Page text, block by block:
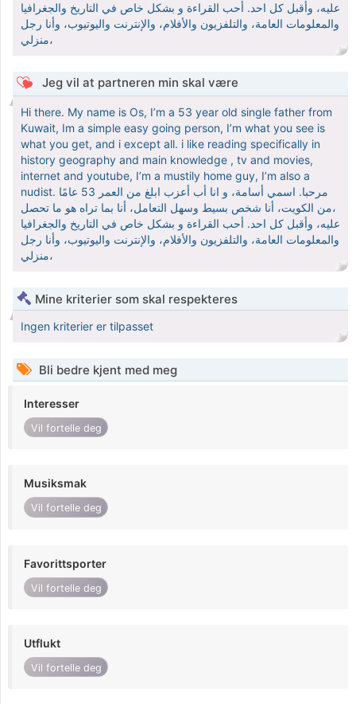
عليه، وأقبل كل احد. أحب القراءة و بشكل خاص في التاريخ والجغرافيا
والمعلومات العامة، والتلفزيون والأفلام، والإنترنت واليوتيوب، وأنا رجل
منزلي،
Jeg vil at partneren min skal være
Hi there. My name is Os, I’m a 53 year old single father from
Kuwait, Im a simple easy going person, I’m what you see is
what you get, and i except all. i like reading specifically in
history geography and main knowledge , tv and movies,
internet and youtube, I’m a mustily home guy, I’m also a
nudist. مرحبا. اسمي أسامة، و انا أب أعزب ابلغ من العمر 53 عامًا
،من الكويت، أنا شخص بسيط وسهل التعامل، أنا بما تراه هو ما تحصل
عليه، وأقبل كل احد. أحب القراءة و بشكل خاص في التاريخ والجغرافيا
والمعلومات العامة، والتلفزيون والأفلام، والإنترنت واليوتيوب، وأنا رجل
منزلي،
Mine kriterier som skal respekteres
Ingen kriterier er tilpasset
Bli bedre kjent med meg
Interesser
Vil fortelle deg
Musiksmak
Vil fortelle deg
Favorittsporter
Vil fortelle deg
Utflukt
Vil fortelle deg